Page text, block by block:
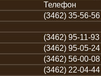
Телефон
(3462) 35-56-56
(3462) 95-11-93
(3462) 95-05-24
(3462) 56-00-08
(3462) 22-04-44